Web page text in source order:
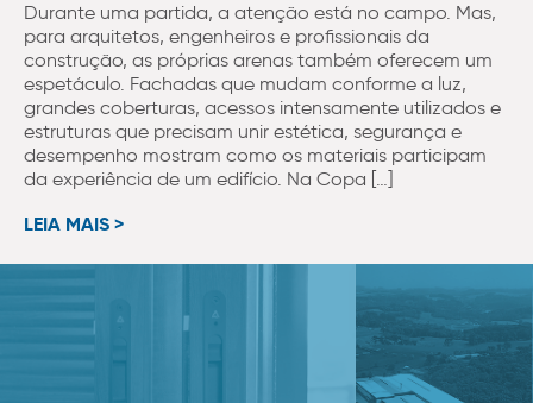
Durante uma partida, a atenção está no campo. Mas,
para arquitetos, engenheiros e profissionais da
construção, as próprias arenas também oferecem um
espetáculo. Fachadas que mudam conforme a luz,
grandes coberturas, acessos intensamente utilizados e
estruturas que precisam unir estética, segurança e
desempenho mostram como os materiais participam
da experiência de um edifício. Na Copa […]
LEIA MAIS >